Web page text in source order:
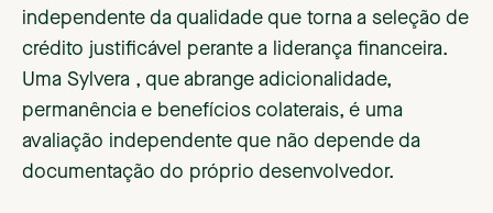
independente da qualidade que torna a seleção de
crédito justificável perante a liderança financeira.
Uma Sylvera , que abrange adicionalidade,
permanência e benefícios colaterais, é uma
avaliação independente que não depende da
documentação do próprio desenvolvedor.